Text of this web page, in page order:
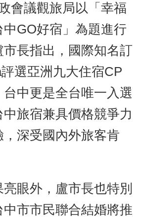
會議觀旅局以「幸福
GO好宿」為題進行
長指出，國際知名訂
選亞洲九大住宿CP
中更是全台唯一入選
旅宿兼具價格競爭力
深受國內外旅客肯
眼外，盧市長也特別
市市民聯合結婚將推